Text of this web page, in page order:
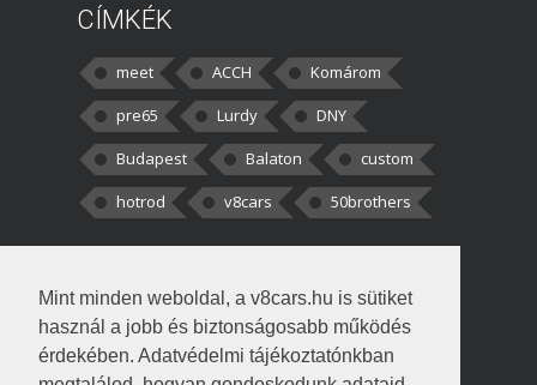
Mint minden weboldal, a v8cars.hu is sütiket
használ a jobb és biztonságosabb működés
érdekében. Adatvédelmi tájékoztatónkban
CÍMKÉK
meet ACCH
Komárom
pre65
Lurdy
DNY
Budapest
Balaton
custom
hotrod
v8cars 50brothers
kortisz:Elszúrtam! Én csak két
darabbaal számoltam. Nem tudtam, hogy fél autót,